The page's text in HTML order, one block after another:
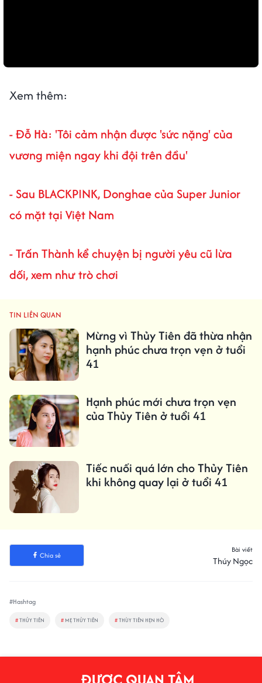
Xem thêm:
- Đỗ Hà: 'Tôi cảm nhận được 'sức nặng' của
vương miện ngay khi đội trên đầu'
- Sau BLACKPINK, Donghae của Super Junior
có mặt tại Việt Nam
- Trấn Thành kể chuyện bị người yêu cũ lừa
dối, xem như trò chơi
TIN LIÊN QUAN
Mừng vì Thủy Tiên đã thừa nhận
hạnh phúc chưa trọn vẹn ở tuổi
41
Hạnh phúc mới chưa trọn vẹn
của Thủy Tiên ở tuổi 41
Tiếc nuối quá lớn cho Thủy Tiên
khi không quay lại ở tuổi 41
Chia sẻ
Bài viết
Thúy Ngọc
#Hashtag
#THỦY TIÊN # MẸ THỦY TIÊN #THÙY TIÊN HẸN HÒ